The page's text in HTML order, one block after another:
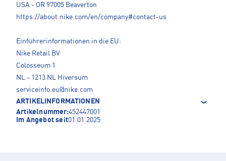
USA - OR 97005 Beaverton
https://about.nike.com/en/company#contact-us
Einführerinformationen in die EU:
Nike Retail BV
Colosseum 1
NL - 1213 NL Hiversum
serviceinfo.eu@nike.com
ARTIKELINFORMATIONEN
Artikelnummer:452447001
Im Angebot seit01.01.2025